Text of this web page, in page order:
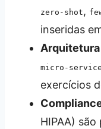
zero‑shot ,
inseridas
exercícios
HIPAA) são